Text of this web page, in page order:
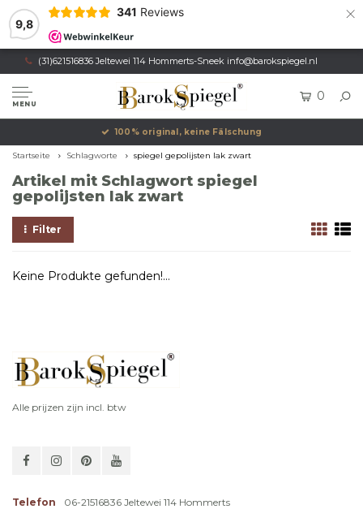
9,8
341 Reviews ×
(31)621516836 Jeltewei 114 Hommerts-Sneek info@barokspiegel.nl
MENU
0
100% original, keine Fälschung
Startseite Schlagworte spiegel gepolijsten lak zwart
Artikel mit Schlagwort spiegel
gepolijsten lak zwart
Filter
Keine Produkte gefunden!...
Alle prijzen zijn incl. btw
Telefon
06-21516836 Jeltewei 114 Hommerts